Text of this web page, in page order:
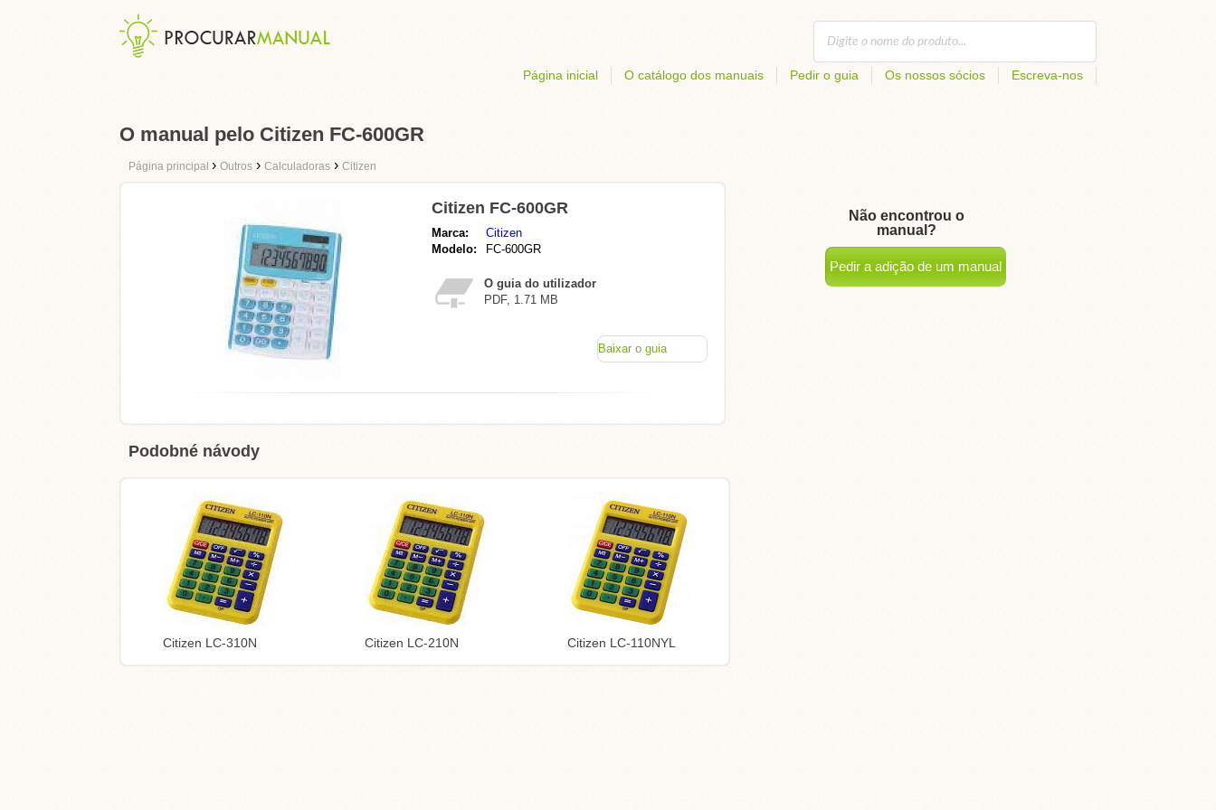
Página inicial O catálogo dos manuais Pedir o guia Os nossos sócios Escreva-nos
O manual pelo Citizen FC-600GR
Página principal › Outros › Calculadoras › Citizen
Citizen FC-600GR
Marca:
Citizen
Modelo:
FC-600GR
O guia do utilizador
PDF, 1.71 MB
Baixar o guia
Podobné návody
Citizen LC-310N Citizen LC-210N Citizen LC-110NYL
Não encontrou o
manual?
Pedir a adição de um manual